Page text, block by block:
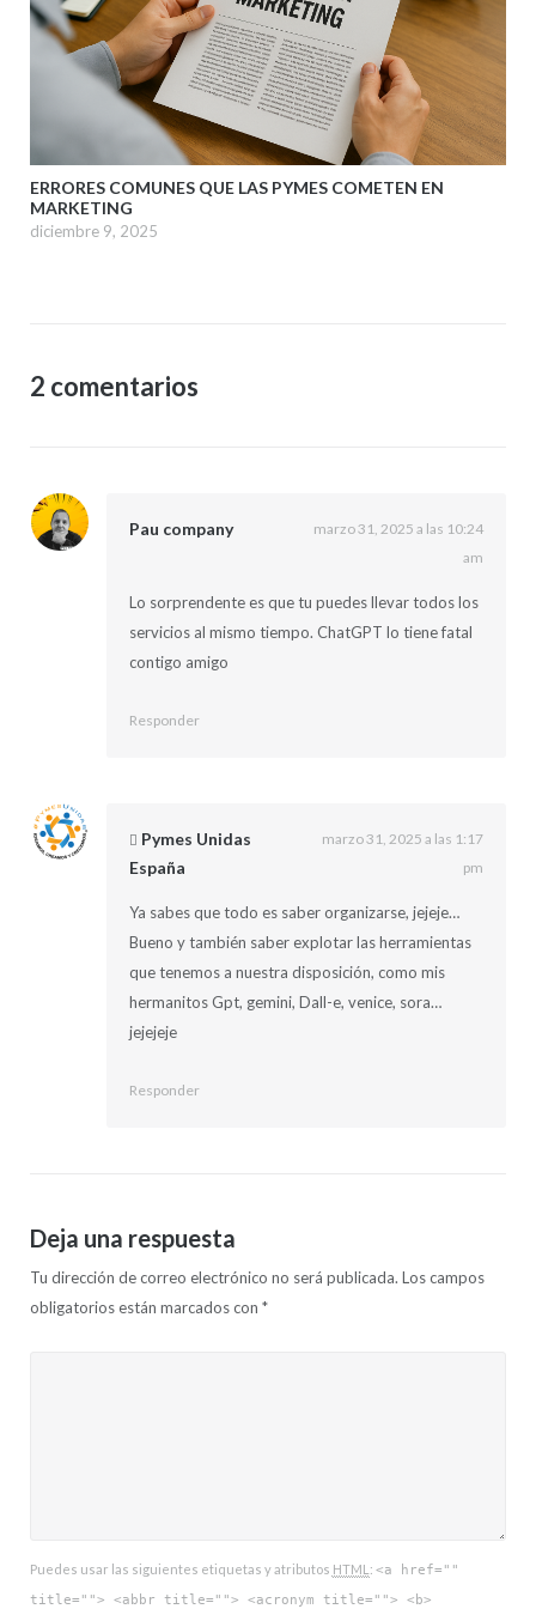
ERRORES COMUNES QUE LAS PYMES COMETEN EN
MARKETING
diciembre 9, 2025
2 comentarios
Pau company
marzo 31, 2025 a las 10:24
am
Lo sorprendente es que tu puedes llevar todos los
servicios al mismo tiempo. ChatGPT lo tiene fatal
contigo amigo
Responder
Pymes Unidas
España
marzo 31, 2025 a las 1:17
pm
Ya sabes que todo es saber organizarse, jejeje…
Bueno y también saber explotar las herramientas
que tenemos a nuestra disposición, como mis
hermanitos Gpt, gemini, Dall-e, venice, sora…
jejejeje
Responder
Deja una respuesta
Tu dirección de correo electrónico no será publicada. Los campos
obligatorios están marcados con *
Puedes usar las siguientes etiquetas y atributos HTML : <a href=""
title=""> <abbr title=""> <acronym title=""> <b>